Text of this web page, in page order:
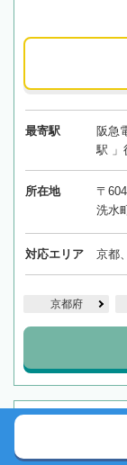
最寄駅
阪急
駅 」
所在地
〒
洗水
対応エリア 京都
京都府
【淀屋橋駅徒
ラブルの解決